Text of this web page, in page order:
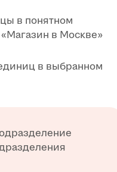
в понятном
в Москве»
в выбранном